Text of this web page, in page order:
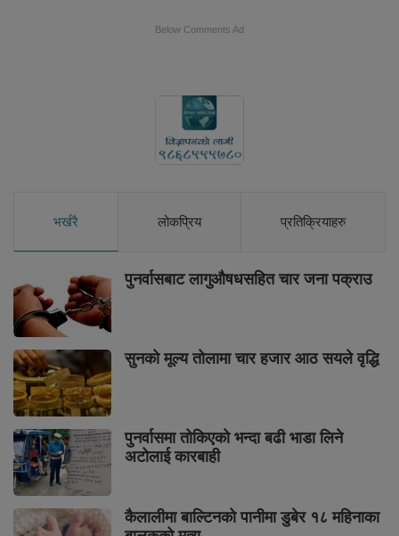
Below Comments Ad
भर्खरै लोकप्रिय प्रतिक्रियाहरु
पुनर्वासबाट लागुऔषधसहित चार जना पक्राउ
सुनको मूल्य तोलामा चार हजार आठ सयले वृद्धि
पुनर्वासमा तोकिएको भन्दा बढी भाडा लिने
अटोलाई कारबाही
कैलालीमा बाल्टिनको पानीमा डुबेर १८ महिनाका